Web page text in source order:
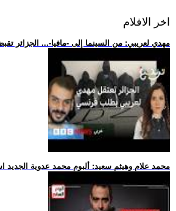
اخر الافلام
.. مهدي لعريبي: من السينما إلى -مافيا-... الجزائر
.. محمد علام وهيثم سعيد: ألبوم محمد عدوية الجديد